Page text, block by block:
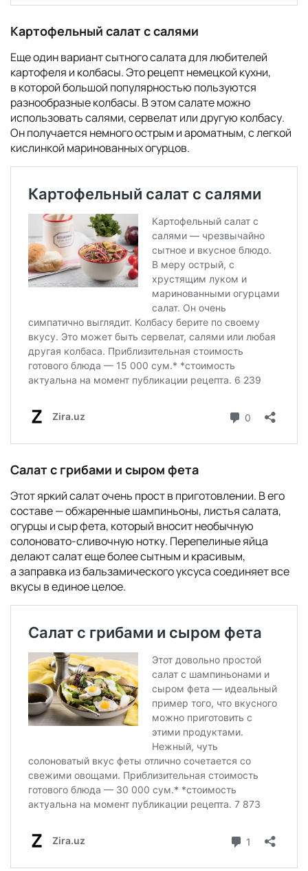
Картофельный салат с салями
Еще один вариант сытного салата для любителей
картофеля и колбасы. Это рецепт немецкой кухни,
в которой большой популярностью пользуются
разнообразные колбасы. В этом салате можно
использовать салями, сервелат или другую колбасу.
Он получается немного острым и ароматным, с легкой
кислинкой маринованных огурцов.
Салат с грибами и сыром фета
Этот яркий салат очень прост в приготовлении. В его
составе — обжаренные шампиньоны, листья салата,
огурцы и сыр фета, который вносит необычную
солоновато-сливочную нотку. Перепелиные яйца
делают салат еще более сытным и красивым,
а заправка из бальзамического уксуса соединяет все
вкусы в единое целое.